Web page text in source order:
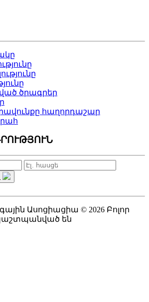
ծրագրեր
հաղորդաշար
Ասոցիացիա © 2026 Բոլոր
են